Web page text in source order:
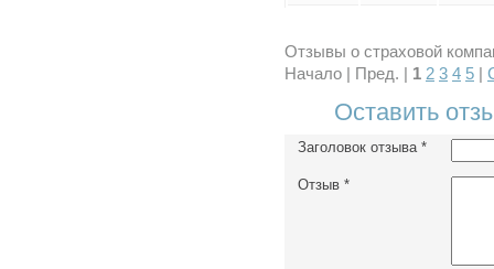
Отзывы о страховой
Начало | Пред. | 1 2 3 4 5
Оставить
Заголовок отзыва *
Отзыв *